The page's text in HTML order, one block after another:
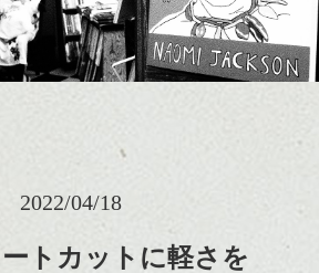
2022/04/18
トカットに軽さを